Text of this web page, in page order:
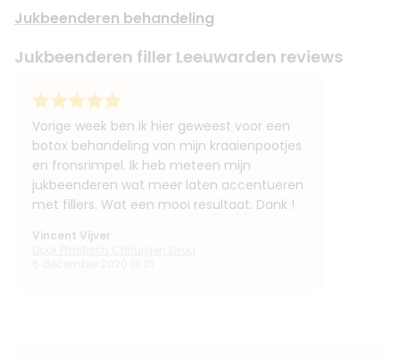
Jukbeenderen behandeling
Jukbeenderen filler Leeuwarden reviews
Vorige week ben ik hier geweest voor een
botox behandeling van mijn kraaienpootjes
en fronsrimpel. Ik heb meteen mijn
jukbeenderen wat meer laten accentueren
met fillers. Wat een mooi resultaat. Dank !
Vincent Vijver